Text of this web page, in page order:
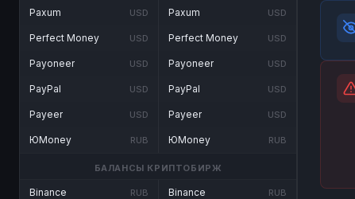
Paxum USD
Perfect Money USD
Payoneer USD
PayPal USD
Payeer USD
ЮMoney RUB
Paxum USD
Perfect Money USD
Payoneer USD
PayPal USD
Payeer USD
ЮMoney RUB
БАЛАНСЫ КРИПТОБИРЖ
Binance RUB Binance RUB